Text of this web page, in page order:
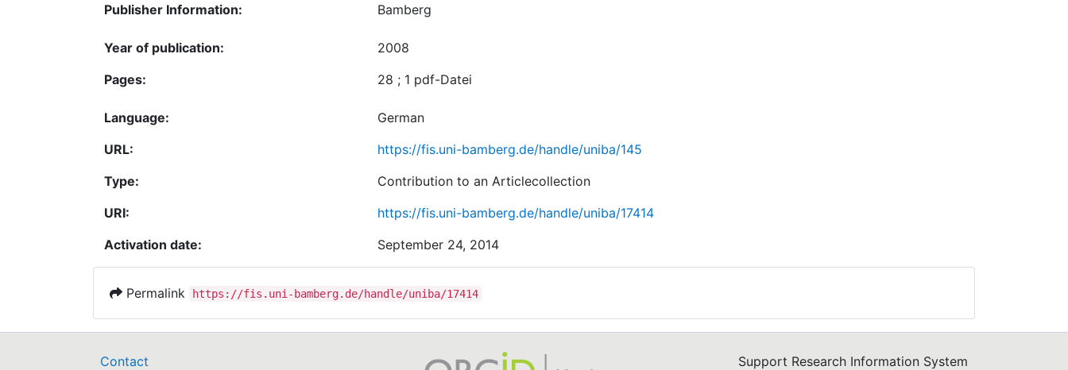
Publisher Information:
Bamberg
Year of publication:
2008
Pages:
28 ; 1 pdf-Datei
Language:
German
URL:
https://fis.uni-bamberg.de/handle/uniba/145
Type:
Contribution to an Articlecollection
URI:
https://fis.uni-bamberg.de/handle/uniba/17414
Activation date:
September 24, 2014
Permalink https://fis.uni-bamberg.de/handle/uniba/17414
Contact Support Research Information System